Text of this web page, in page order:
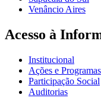
Venâncio Aires
Acesso à
Institucional
Ações e Programas
Participação Social
Auditorias